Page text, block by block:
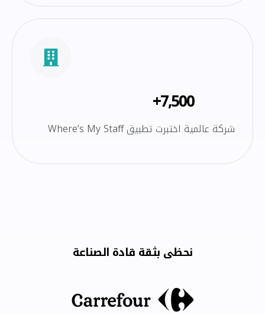
7,500+
شركة عالمية اختبرت تطبيق Where’s My Staff
نحظى بثقة قادة الصناعة